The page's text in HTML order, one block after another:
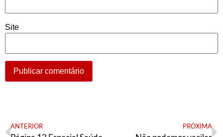
Site
ANTERIOR PRÓXIMA